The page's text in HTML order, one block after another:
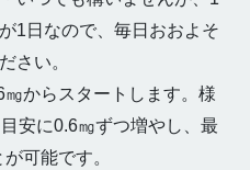
1日なので、毎日おおよそ
さい。
㎎からスタートします。様
安に0.6㎎ずつ増やし、最
可能です。